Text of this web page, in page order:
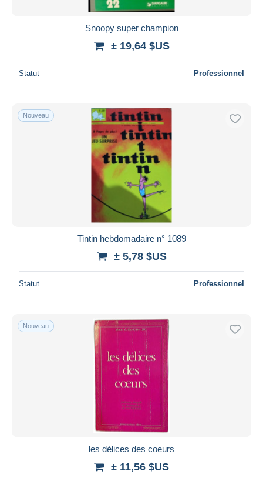
Snoopy super champion
± 19,64 $US
Statut Professionnel
Nouveau
Tintin hebdomadaire n° 1089
± 5,78 $US
Statut Professionnel
Nouveau
les délices des coeurs
± 11,56 $US